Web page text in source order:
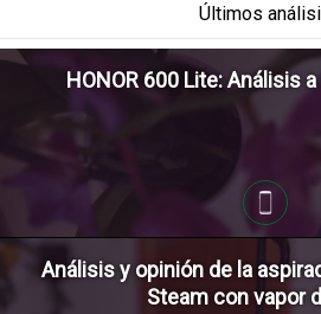
Últimos
HONOR 600 Lite: Análisis
Análisis y opinión de la
Steam con vapor